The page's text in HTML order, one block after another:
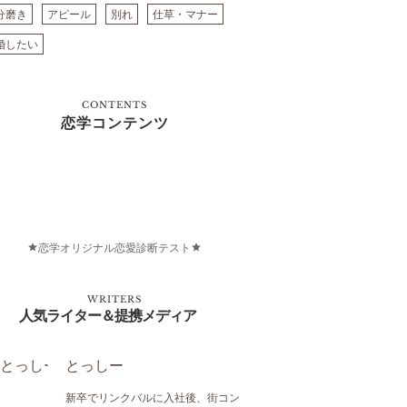
磨き アピール 別れ 仕草・マナー
したい
CONTENTS
恋学コンテンツ
恋学オリジナル恋愛診断テスト
WRITERS
人気ライター＆提携メディア
とっしー
新卒でリンクバルに入社後、街コン